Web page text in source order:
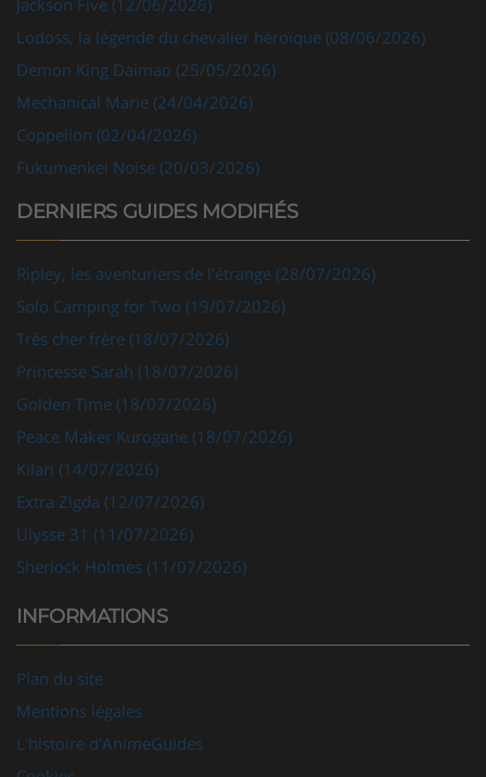
Lodoss, la légende du chevalier héroïque (08/06/2026)
Demon King Daimao (25/05/2026)
Mechanical Marie (24/04/2026)
Coppelion (02/04/2026)
Fukumenkei Noise (20/03/2026)
DERNIERS GUIDES MODIFIÉS
Solo Camping for Two (19/07/2026)
Très cher frère (18/07/2026)
Princesse Sarah (18/07/2026)
Golden Time (18/07/2026)
Peace Maker Kurogane (18/07/2026)
Kilari (14/07/2026)
Extra Zigda (12/07/2026)
Ulysse 31 (11/07/2026)
Sherlock Holmes (11/07/2026)
L'histoire d'AnimeGuides